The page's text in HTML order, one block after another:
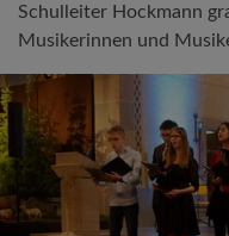
Schulleiter Hockmann
Musikerinnen und